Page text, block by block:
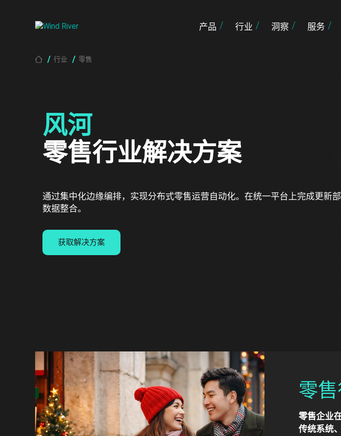
产品 行业 洞察 服务
Breadcrumb
行业 零售
风河
零售行业解决方案
通过集中化边缘编排，实现分布式零售运营自动化。在统一平台上完成更新
数据整合。
获取解决方案
零
零售企业
传统系统